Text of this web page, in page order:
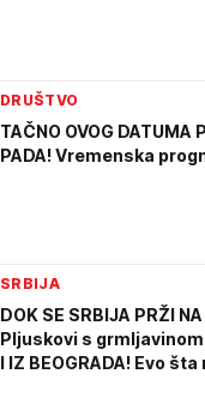
DRUŠTVO
TAČNO OVOG DATUMA
PADA! Vremenska
SRBIJA
DOK SE SRBIJA PRŽI
Pljuskovi s
I IZ BEOGRADA! Evo